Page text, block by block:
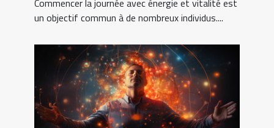
Commencer la journée avec énergie et vitalité est
un objectif commun à de nombreux individus....